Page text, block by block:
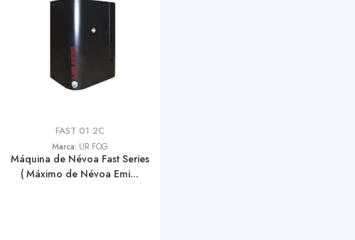
FAST 01 2C
Marca: UR FOG
Máquina de Névoa Fast Series
( Máximo de Névoa Emi...